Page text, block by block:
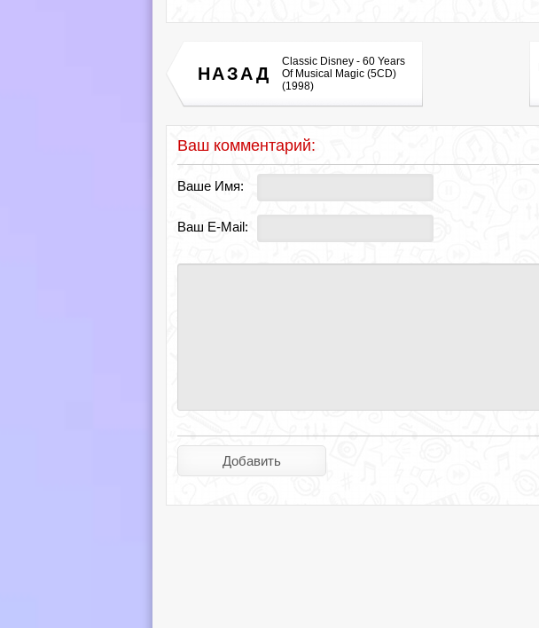
НАЗАД
Classic Disney - 60 Years
Of Musical Magic (5CD)
(1998)
Ваш комментарий:
Ваше Имя:
Ваш E-Mail: